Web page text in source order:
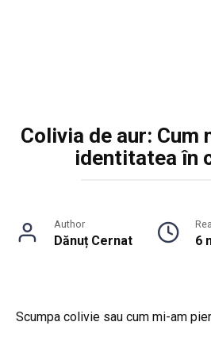
Colivia de aur: Cum
identitatea în
Author
Dănuț Cernat 6
Scumpa colivie sau cum mi-am